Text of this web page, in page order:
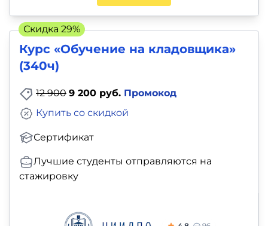
Курс «Обучение на кладовщика»
(340ч)
12 900 9 200 руб. Промокод
Сертификат
Купить со скидкой
Лучшие студенты отправляются на
стажировку
Скидка 29%